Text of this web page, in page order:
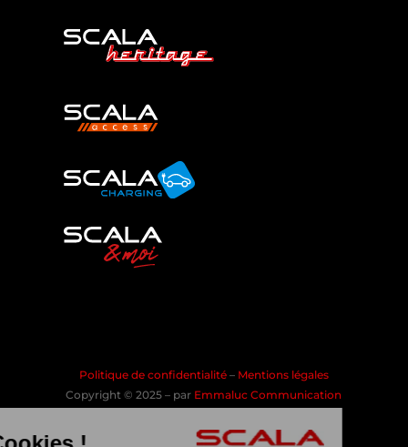
Politique de confidentialité – Mentions légales
Copyright © 2025 – par Emmaluc Communication